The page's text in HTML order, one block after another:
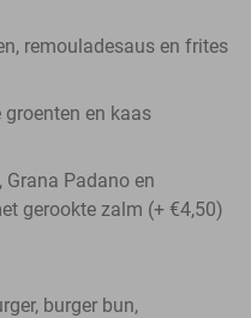
remouladesaus en frites
en kaas
Padano en
gerookte zalm (+ €4,50)
burger bun,